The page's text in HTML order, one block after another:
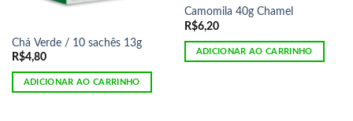
Chá Verde / 10 sachês 13g
R$4,80
ADICIONAR AO CARRINHO
Camomila 40g Chamel
R$6,20
ADICIONAR AO CARRINHO